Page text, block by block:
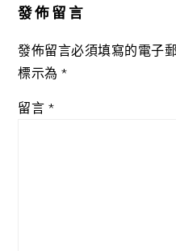
發佈留言
發佈留言必須填寫的電子
標示為*
留言 *